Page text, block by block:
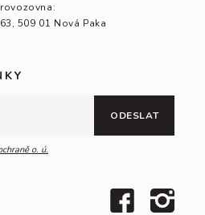
509 01 Nová Paka
ODESLAT
o. ú.